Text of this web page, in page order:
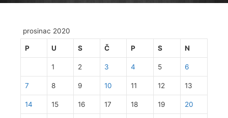
prosinac 2020
P U S Č P S N
1 2 3 4 5 6
7 8 9 10 11 12 13
14 15 16 17 18 19 20